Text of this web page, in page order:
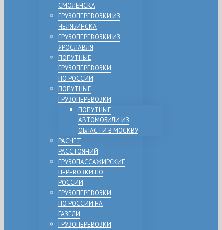
СМОЛЕНСКА
ГРУЗОПЕРЕВОЗКИ ИЗ
ЧЕЛЯБИНСКА
ГРУЗОПЕРЕВОЗКИ ИЗ
ЯРОСЛАВЛЯ
ПОПУТНЫЕ
ГРУЗОПЕРЕВОЗКИ
ПО РОССИИ
ПОПУТНЫЕ
ГРУЗОПЕРЕВОЗКИ
ПОПУТНЫЕ
АВТОМОБИЛИ ИЗ
ОБЛАСТИ В МОСКВУ
РАСЧЕТ
РАССТОЯНИЙ
ГРУЗОПАССАЖИРСКИЕ
ПЕРЕВОЗКИ ПО
РОССИИ
ГРУЗОПЕРЕВОЗКИ
ПО РОССИИ НА
ГАЗЕЛИ
ГРУЗОПЕРЕВОЗКИ